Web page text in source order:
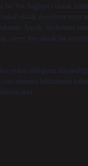
bir Yer Sağlayıcı olarak
olarak denetleme veya
Ancak, üyelerimiz
siteye üye olarak bu
aykırı olduğunu
adresine bildirmeniz